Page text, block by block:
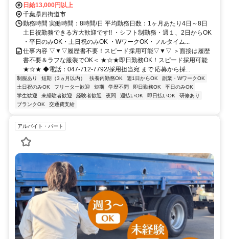
東口徒歩約50分、ＪＲ総武本線 都賀西口徒歩約55分
日給13,000円以上
千葉県四街道市
勤務時間 実働時間：8時間/日 平均勤務日数：1ヶ月あたり4日～8日
土日祝勤務できる方大歓迎です!! ・シフト制勤務・週１、2日からOK
・平日のみOK・土日祝のみOK ・WワークOK・フルタイム...
仕事内容 ▽▼▽履歴書不要！スピード採用可能▽▼▽ ＞面接は履歴
書不要＆ラフな服装でOK＜ ★☆★即日勤務OK！スピード採用可能
★☆★ ◆電話：047-712-7792/採用担当宛 まで 応募から採...
制服あり 短期（3ヵ月以内） 扶養内勤務OK 週1日からOK
副業・WワークOK
土日祝のみOK
フリーター歓迎 短期 学歴不問 即日勤務OK
平日のみOK
学生歓迎
未経験者歓迎 経験者歓迎 夜間 週払いOK 即日払いOK
研修あり
ブランクOK
交通費支給
アルバイト・パート